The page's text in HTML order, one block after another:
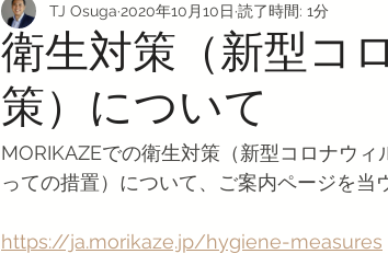
衛生対策（新型コ
策）について
TJ Osuga 2020年10月10日 読了時間: 1分
MORIKAZEでの衛生対策（新型コロナウ
っての措置）について、ご案内ページを当
https://ja.morikaze.jp/hygiene-measures